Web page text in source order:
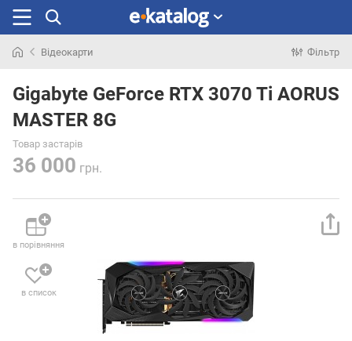
раніше
Відеокарти Фільтр
Gigabyte GeForce RTX 3070 Ti AORUS
MASTER 8G
Товар застарів
36 000 грн.
в порівняння
в список